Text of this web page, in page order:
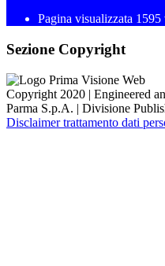
Pagina visualizzata 1595
Sezione Copyright
Copyright 2020 | Engineered
Parma S.p.A. | Divisione
Disclaimer trattamento dati